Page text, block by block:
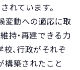
れています。
変動への適応に取
持・再建できる力
、行政がそれぞ
構築されたこと